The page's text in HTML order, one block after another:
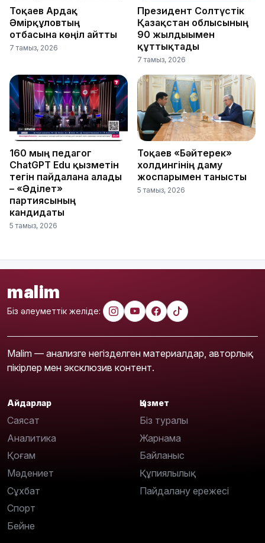
Тоқаев Ардақ
Әмірқұловтың
отбасына көңіл айтты
7 тамыз, 2026
Президент Солтүстік
Қазақстан облысының
90 жылдығымен
құттықтады
7 тамыз, 2026
160 мың педагог
ChatGPT Edu қызметін
тегін пайдалана алады
– «Әділет»
партиясының
кандидаты
5 тамыз, 2026
Тоқаев «Бәйтерек»
холдингінің даму
жоспарымен танысты
5 тамыз, 2026
malim
Біз әлеуметтік желіде:
Malim — анализге негізделген материалдар, авторлық
пікірлер мен эксклюзив контент.
Айдарлар
Саясат
Аналитика
Қоғам
Мәдениет
Сұхбат
Спорт
Бейне
Қызмет
Біз туралы
Жарнама
Байланыс
Құпиялылық
Пайдалану ережесі